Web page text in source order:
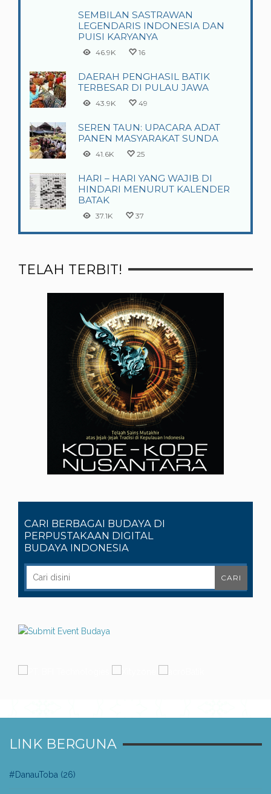
SEMBILAN SASTRAWAN
LEGENDARIS INDONESIA DAN
PUISI KARYANYA
46.9K 16
DAERAH PENGHASIL BATIK
TERBESAR DI PULAU JAWA
43.9K 49
SEREN TAUN: UPACARA ADAT
PANEN MASYARAKAT SUNDA
41.6K 25
HARI – HARI YANG WAJIB DI
HINDARI MENURUT KALENDER
BATAK
37.1K 37
TELAH TERBIT!
CARI BERBAGAI BUDAYA DI
PERPUSTAKAAN DIGITAL
BUDAYA INDONESIA
LINK BERGUNA
#DanauToba (26)